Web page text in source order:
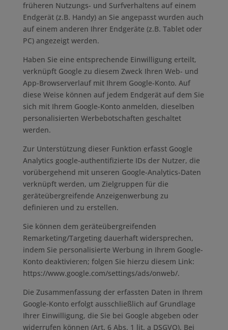
früheren Nutzungs- und Surfverhaltens auf einem
Endgerät (z.B. Handy) an Sie angepasst wurden auch
auf einem anderen Ihrer Endgeräte (z.B. Tablet oder
PC) angezeigt werden.
Haben Sie eine entsprechende Einwilligung erteilt,
verknüpft Google zu diesem Zweck Ihren Web- und
App-Browserverlauf mit Ihrem Google-Konto. Auf
diese Weise können auf jedem Endgerät auf dem Sie
sich mit Ihrem Google-Konto anmelden, dieselben
personalisierten Werbebotschaften geschaltet
werden.
Zur Unterstützung dieser Funktion erfasst Google
Analytics google-authentifizierte IDs der Nutzer, die
vorübergehend mit unseren Google-Analytics-Daten
verknüpft werden, um Zielgruppen für die
geräteübergreifende Anzeigenwerbung zu
definieren und zu erstellen.
Sie können dem geräteübergreifenden
Remarketing/Targeting dauerhaft widersprechen,
indem Sie personalisierte Werbung in Ihrem Google-
Konto deaktivieren; folgen Sie hierzu diesem Link:
https://www.google.com/settings/ads/onweb/.
Die Zusammenfassung der erfassten Daten in Ihrem
Google-Konto erfolgt ausschließlich auf Grundlage
Ihrer Einwilligung, die Sie bei Google abgeben oder
widerrufen können (Art. 6 Abs. 1 lit. a DSGVO). Bei